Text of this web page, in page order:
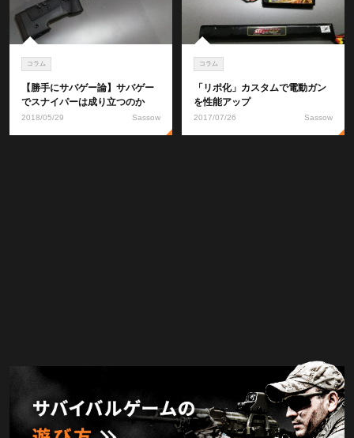
コラム
【勝手にサバゲー論】サバゲー
でスナイパーは成り立つのか
2018/05/29 Sassow
コラム
「リポ化」カスタムで電動ガン
を性能アップ
2017/07/26 Sassow